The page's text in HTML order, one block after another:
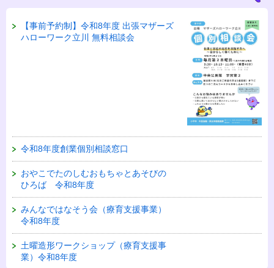
【事前予約制】令和8年度 出張マザーズ
ハローワーク立川 無料相談会
令和8年度創業個別相談窓口
おやこでたのしむおもちゃとあそびの
ひろば 令和8年度
みんなではなそう会（療育支援事業）
令和8年度
土曜造形ワークショップ（療育支援事
業）令和8年度